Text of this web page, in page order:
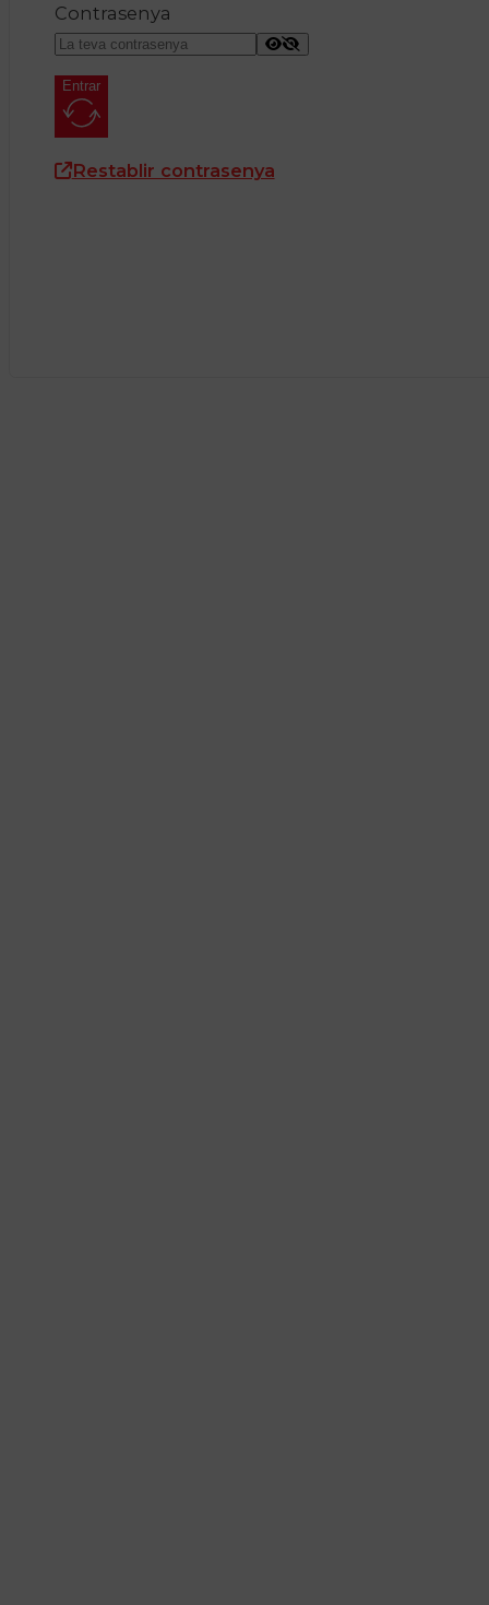
Contrasenya
Entrar
Restablir contrasenya